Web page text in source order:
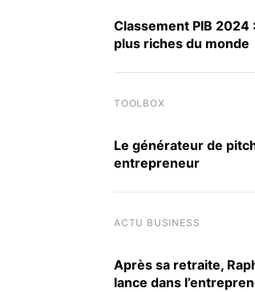
Classement PIB 2024
plus riches du monde
TOOLBOX
Le générateur de
entrepreneur
ACTU BUSINESS
Après sa retraite,
lance dans